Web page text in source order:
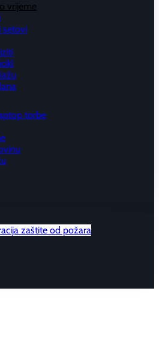
vrijeme
setovi
torbe
zaštite od požara